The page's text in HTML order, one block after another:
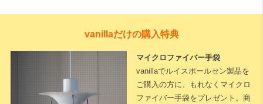
vanillaだけの購入特典
マイクロファイバー手袋
vanillaでルイスポールセン製品を
ご購入の方に、もれなくマイクロ
ファイバー手袋をプレゼント。商